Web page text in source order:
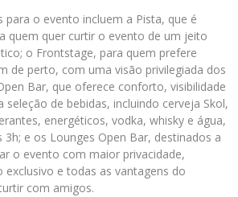
para o evento incluem a Pista, que é
quem quer curtir o evento de um jeito
o Frontstage, para quem prefere
de perto, com uma visão privilegiada dos
Bar, que oferece conforto, visibilidade
seleção de bebidas, incluindo cerveja Skol,
energéticos, vodka, whisky e água,
3h; e os Lounges Open Bar, destinados a
o evento com maior privacidade,
exclusivo e todas as vantagens do
com amigos.